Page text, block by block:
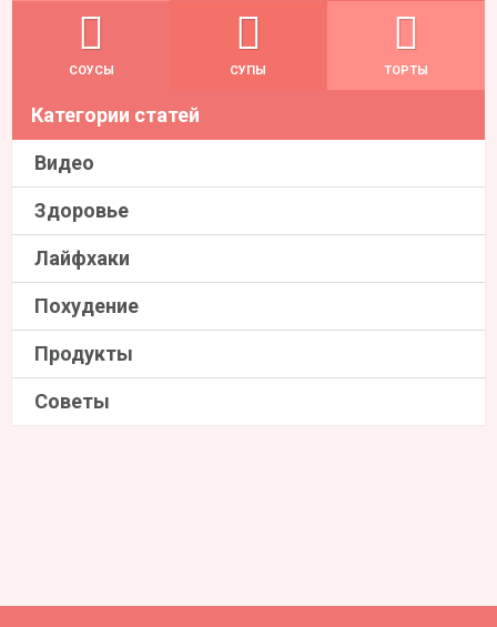
СОУСЫ СУПЫ ТОРТЫ
Категории статей
Видео
Здоровье
Лайфхаки
Похудение
Продукты
Советы